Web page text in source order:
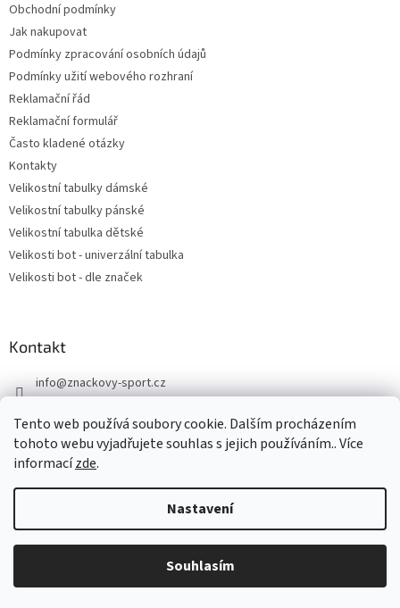
Tento web používá soubory cookie. Dalším procházením
tohoto webu vyjadřujete souhlas s jejich používáním.. Více
informacízde.
Nastavení
Souhlasím
DOVOLENÁ - objednávky přijaté nyní odešleme v pondělí 10.8.
Obchodní podmínky
Jak nakupovat
Podmínky zpracování osobních údajů
Podmínky užití webového rozhraní
Reklamační řád
Reklamační formulář
Často kladené otázky
Kontakty
Velikostní tabulky dámské
Velikostní tabulky pánské
Velikostní tabulka dětské
Velikosti bot - univerzální tabulka
Velikosti bot - dle značek
Kontakt
info@znackovy-sport.cz
Vytvořil Shoptet
Značkový sport. Všechna práva vyhrazena.